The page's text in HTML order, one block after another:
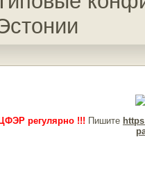
регулярно !!! Пишите